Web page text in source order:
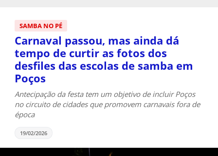
SAMBA NO PÉ
Carnaval passou, mas ainda dá
tempo de curtir as fotos dos
desfiles das escolas de samba em
Poços
Antecipação da festa tem um objetivo de incluir Poços
no circuito de cidades que promovem carnavais fora de
época
19/02/2026